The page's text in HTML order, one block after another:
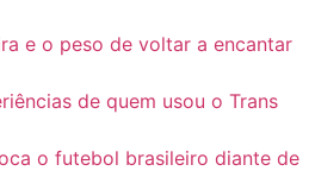
e o peso de voltar a encantar
de quem usou o Trans
o futebol brasileiro diante de